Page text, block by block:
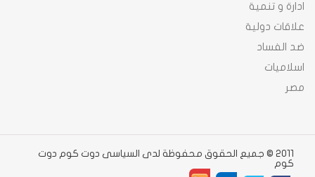
ادارة و تنمية
علاقات دولية
ضد الفساد
اسلاميات
مصر
2011 © جميع الحقوق محفوظة لدى السياسى دوت كوم دوت
كوم